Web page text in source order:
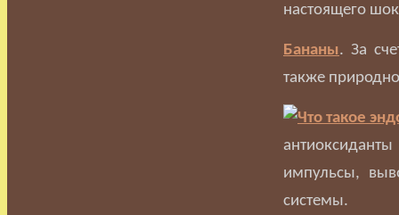
настоящего
Бананы. За
также
импульсы,
системы.